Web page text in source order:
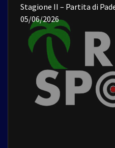
Stagione II – Partita di
05/06/2026